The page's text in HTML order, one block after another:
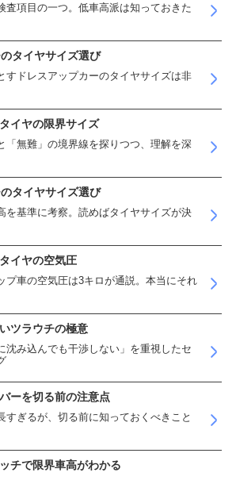
査項目の一つ。低車高派は知っておきた
タイヤサイズ選び
すドレスアップカーのタイヤサイズは非
イヤの限界サイズ
「無難」の境界線を探りつつ、理解を深
タイヤサイズ選び
を基準に考察。読めばタイヤサイズが決
イヤの空気圧
プ車の空気圧は3キロが通説。本当にそれ
ツラウチの極意
沈み込んでも干渉しない」を重視したセ
ーを切る前の注意点
すぎるが、切る前に知っておくべきこと
チで限界車高がわかる